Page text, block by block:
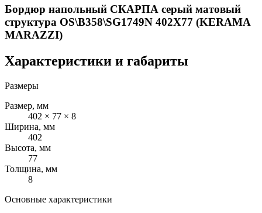
Бордюр напольный СКАРПА серый матовый
структура OS\B358\SG1749N 402Х77 (KERAMA
MARAZZI)
Характеристики и габариты
Размеры
Размер, мм
402 × 77 × 8
Ширина, мм
402
Высота, мм
77
Толщина, мм
8
Основные характеристики